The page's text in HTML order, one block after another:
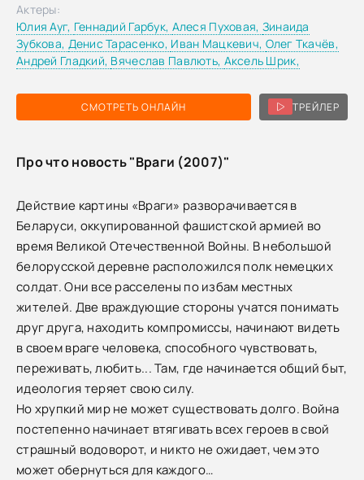
СМОТРЕТЬ ОНЛАЙН ТРЕЙЛЕР
Актеры:
Юлия Ауг, Геннадий Гарбук, Алеся Пуховая, Зинаида
Зубкова, Денис Тарасенко, Иван Мацкевич, Олег Ткачёв,
Андрей Гладкий, Вячеслав Павлють, Аксель Шрик,
Про что новость "Враги (2007)"
Действие картины «Враги» разворачивается в
Беларуси, оккупированной фашистской армией во
время Великой Отечественной Войны. В небольшой
белорусской деревне расположился полк немецких
солдат. Они все расселены по избам местных
жителей. Две враждующие стороны учатся понимать
друг друга, находить компромиссы, начинают видеть
в своем враге человека, способного чувствовать,
переживать, любить... Там, где начинается общий быт,
идеология теряет свою силу.
Но хрупкий мир не может существовать долго. Война
постепенно начинает втягивать всех героев в свой
страшный водоворот, и никто не ожидает, чем это
может обернуться для каждого…